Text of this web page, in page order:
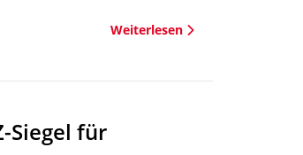
Weiterlesen
Siegel für